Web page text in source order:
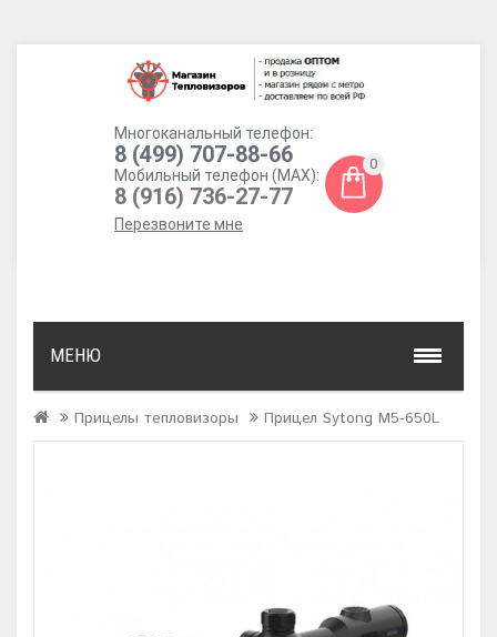
Многоканальный телефон:
8 (499) 707-88-66
Мобильный телефон (MAX):
8 (916) 736-27-77
Перезвоните мне
0
МЕНЮ
Прицелы тепловизоры Прицел Sytong M5-650L